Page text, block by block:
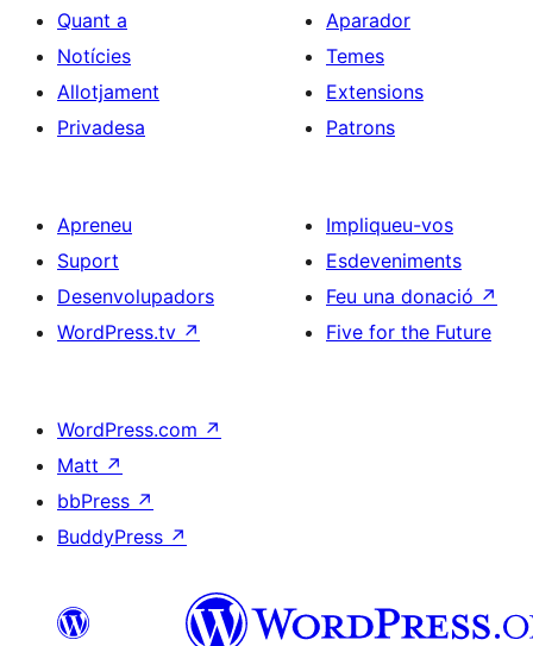
Quant a
Notícies
Allotjament
Privadesa
Aparador
Temes
Extensions
Patrons
Apreneu
Suport
Desenvolupadors
WordPress.tv ↗
Impliqueu-vos
Esdeveniments
Feu una donació ↗
Five for the Future
WordPress.com ↗
Matt ↗
bbPress ↗
BuddyPress ↗